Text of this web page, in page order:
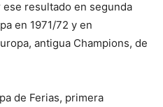
resultado en segunda
en 1971/72 y en
antigua Champions, de
de Ferias, primera